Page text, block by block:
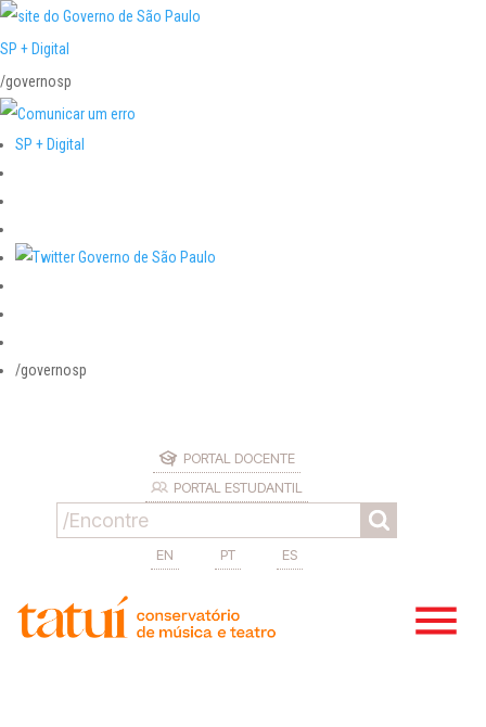
SP + Digital
/governosp
SP + Digital
/governosp
PORTAL DOCENTE
PORTAL ESTUDANTIL
EN PT ES